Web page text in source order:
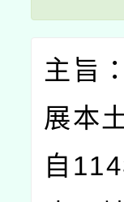
主旨
展本
自 114